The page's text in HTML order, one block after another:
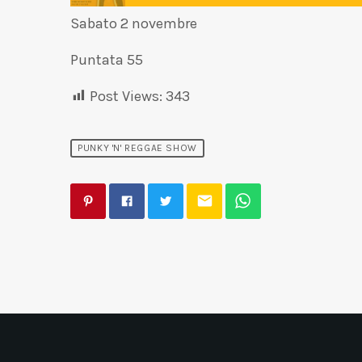
Sabato 2 novembre
Puntata 55
Post Views: 343
PUNKY 'N' REGGAE SHOW
email